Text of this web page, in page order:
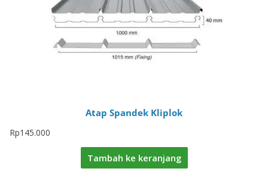
Atap Spandek Kliplok
Rp145.000
Tambah ke keranjang